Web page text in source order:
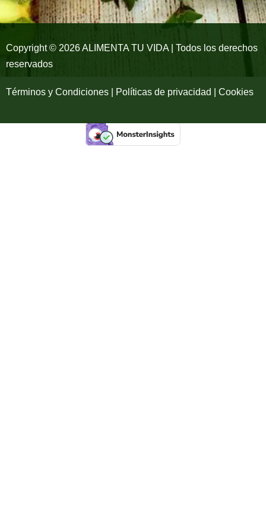
k
-
a
m
Copyright © 2026 ALIMENTA TU VIDA | Todos los derechos
reservados
Términos y Condiciones | Políticas de privacidad | Cookies